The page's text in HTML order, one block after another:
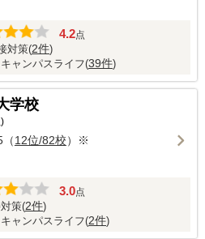
4.2点
対策(2件)
ャンパスライフ(39件)
学校
12位/82校）※
3.0点
策(2件)
ャンパスライフ(2件)